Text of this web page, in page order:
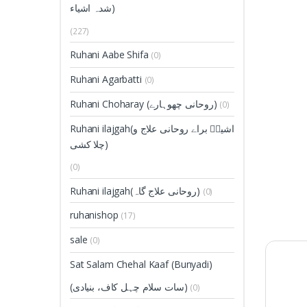
شدہ اشیاء)
(227)
Ruhani Aabe Shifa (0)
Ruhani Agarbatti (0)
Ruhani Choharay (روحانی چھوہارے) (0)
Ruhani ilajgah(اشیاؑ براے روحانی علاج و
چلا کشی)
(0)
Ruhani ilajgah(روحانی علاج گاہ) (0)
ruhanishop (17)
sale (0)
Sat Salam Chehal Kaaf (Bunyadi)
(سات سلام چہل کاف، بنیادی) (0)